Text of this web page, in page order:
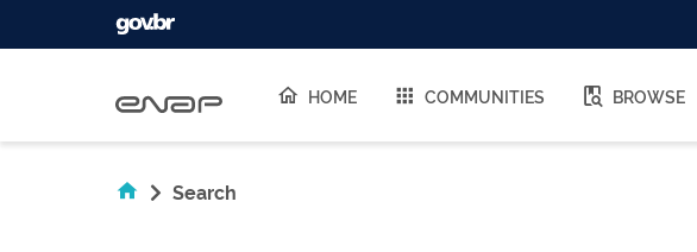
HOME COMMUNITIES BROWSE
Search